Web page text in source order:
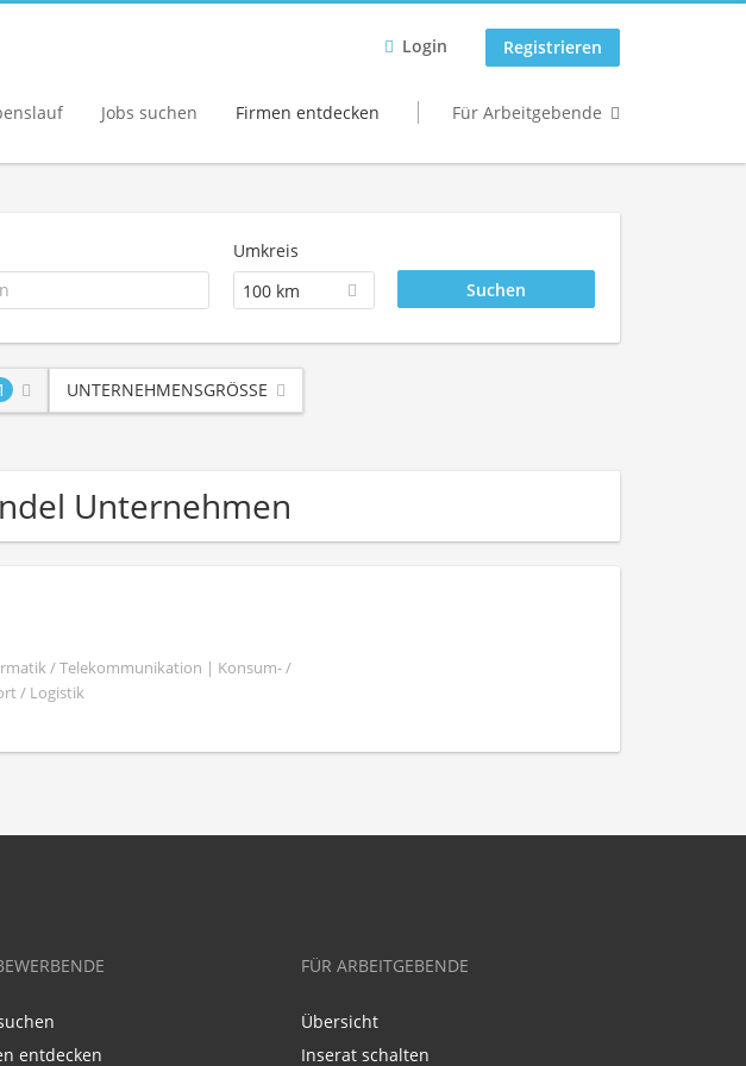
Login Registrieren
Jobs suchen Firmen entdecken Für Arbeitgebende
Umkreis
100 km
UNTERNEHMENSGRÖSSE
Unternehmen
/ Telekommunikation | Konsum- /
/ Logistik
entdecken
FÜR ARBEITGEBENDE
Übersicht
Inserat schalten